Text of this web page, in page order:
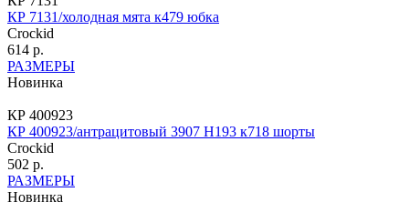
КР 7131/холодная мята к479 юбка
Crockid
614 р.
РАЗМЕРЫ
Новинка
КР 400923
КР 400923/антрацитовый 3907 Н193 к718 шорты
Crockid
502 р.
РАЗМЕРЫ
Новинка